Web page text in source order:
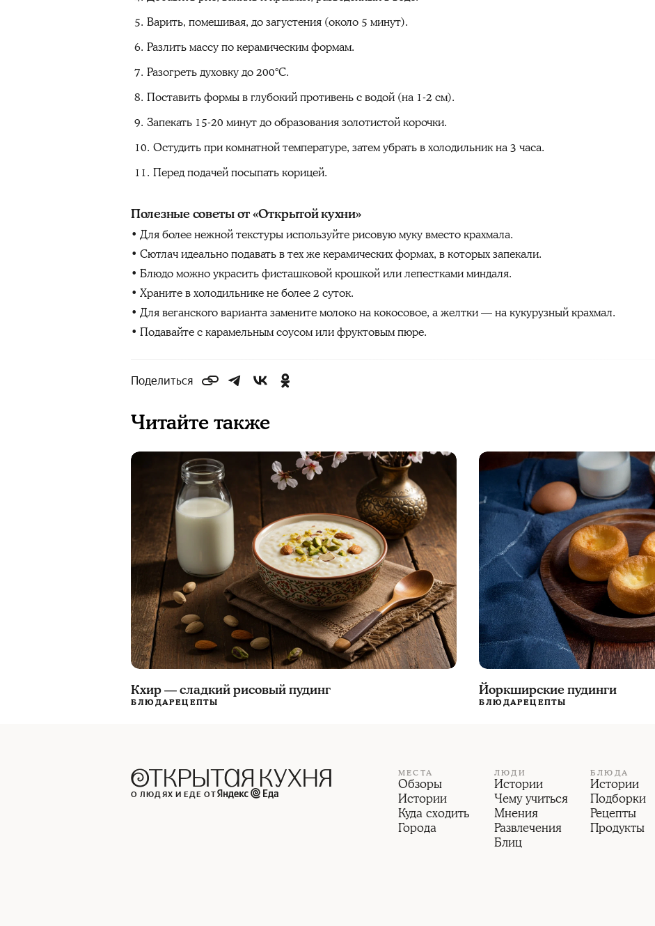
Варить, помешивая, до загустения (около 5 минут).
Разлить массу по керамическим формам.
Разогреть духовку до 200°C.
Поставить формы в глубокий противень с водой (на 1-2 см).
Запекать 15-20 минут до образования золотистой корочки.
Остудить при комнатной температуре, затем убрать в холодильник на 3 часа.
Перед подачей посыпать корицей.
Полезные советы от «Открытой кухни»
• Для более нежной текстуры используйте рисовую муку вместо крахмала.
• Сютлач идеально подавать в тех же керамических формах, в которых запекали.
• Блюдо можно украсить фисташковой крошкой или лепестками миндаля.
• Храните в холодильнике не более 2 суток.
• Для веганского варианта замените молоко на кокосовое, а желтки — на кукурузный крахмал.
• Подавайте с карамельным соусом или фруктовым пюре.
Поделиться
Читайте также
Кхир — сладкий рисовый пудинг
БЛЮДАРЕЦЕПТЫ
Йоркширские пудинги
БЛЮДАРЕЦЕПТЫ
О ЛЮДЯХ И ЕДЕ ОТ
МЕСТА
Обзоры
Истории
Куда сходить
Города
ЛЮДИ
Истории
Чему учиться
Мнения
Развлечения
Блиц
БЛЮДА
Истории
Подборки
Рецепты
Продукты